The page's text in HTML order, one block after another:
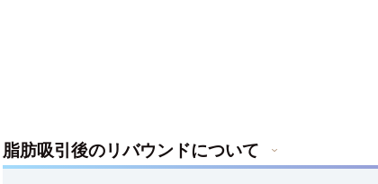
脂肪吸引後のリバウンドについて